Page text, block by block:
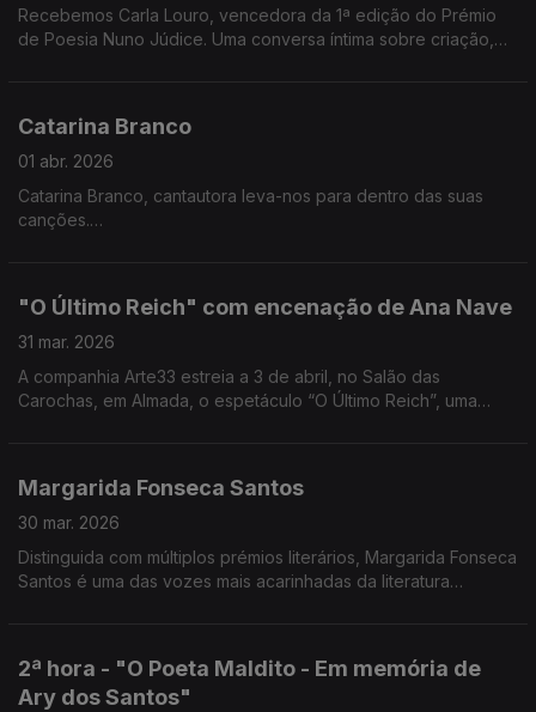
Recebemos Carla Louro, vencedora da 1ª edição do Prémio
de Poesia Nuno Júdice. Uma conversa íntima sobre criação,
Catarina Branco
01 abr. 2026
Catarina Branco, cantautora leva-nos para dentro das suas
canções.
Um encontro onde cada verso respira e cada silêncio também
canta.
"O Último Reich" com encenação de Ana Nave
31 mar. 2026
A companhia Arte33 estreia a 3 de abril, no Salão das
Carochas, em Almada, o espetáculo “O Último Reich”, uma
Margarida Fonseca Santos
30 mar. 2026
Distinguida com múltiplos prémios literários, Margarida Fonseca
Santos é uma das vozes mais acarinhadas da literatura
2ª hora - "O Poeta Maldito - Em memória de
Ary dos Santos"